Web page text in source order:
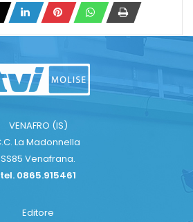
VENAFRO (IS)
La Madonnella
SS85 Venafrana.
tel. 0865.915461
Editore